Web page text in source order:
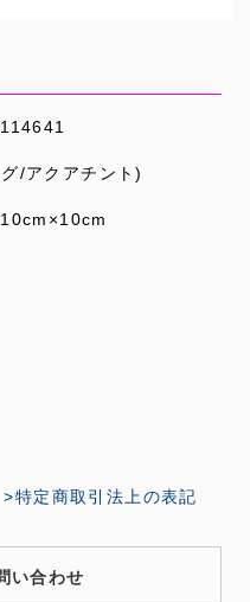
/アクアチント)
>特定商取引法上の表記
い合わせ